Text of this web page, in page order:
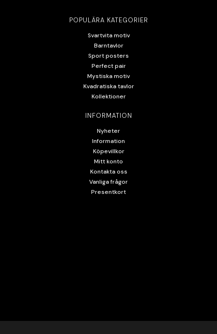
POPULÄRA KATEGORIER
Svartvita motiv
Barntavlor
Sport posters
Perfect pair
Mystiska motiv
Kvadratiska tavlor
Kollektioner
INFORMATION
Nyheter
Information
Köpevillkor
Mitt konto
Kontakta oss
Vanliga frågor
Presentkort